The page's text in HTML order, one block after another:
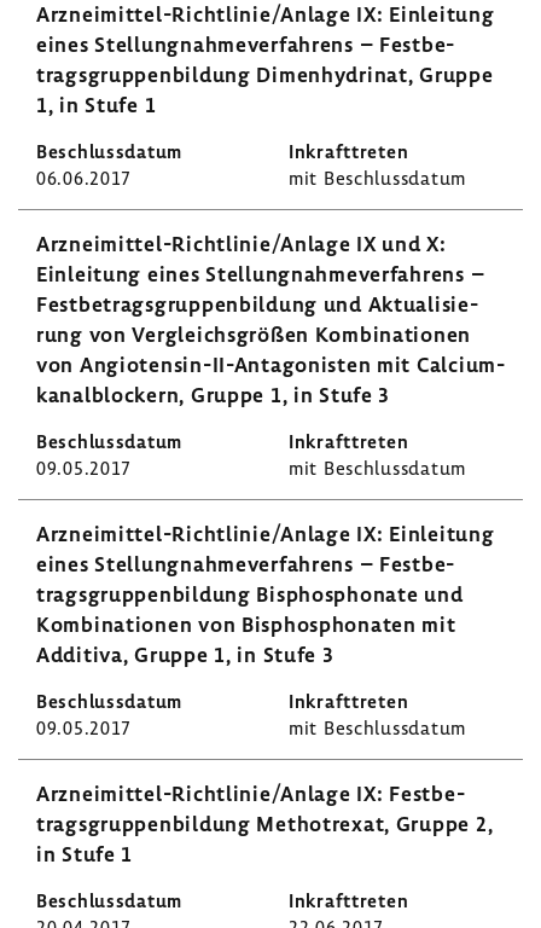
Arzneimittel-​Richtlinie/Anlage IX: Einlei­tung
eines Stel­lung­nah­me­ver­fah­rens – Fest­be­
trags­grup­pen­bil­dung Dimen­hy­drinat, Gruppe
1, in Stufe 1
06.06.2017 mit Beschluss­datum
Arzneimittel-​Richtlinie/Anlage IX und X:
Einlei­tung eines Stel­lung­nah­me­ver­fah­rens –
Fest­be­trags­grup­pen­bil­dung und Aktua­li­sie­
rung von Vergleichs­größen Kombi­na­tionen
von Angiotensin-​II-Antagonisten mit Calci­um­
ka­nal­blo­ckern, Gruppe 1, in Stufe 3
09.05.2017 mit Beschluss­datum
Arzneimittel-​Richtlinie/Anlage IX: Einlei­tung
eines Stel­lung­nah­me­ver­fah­rens – Fest­be­
trags­grup­pen­bil­dung Bisphos­pho­nate und
Kombi­na­tionen von Bisphos­pho­naten mit
Addi­tiva, Gruppe 1, in Stufe 3
09.05.2017 mit Beschluss­datum
Arzneimittel-​Richtlinie/Anlage IX: Fest­be­
trags­grup­pen­bil­dung Metho­trexat, Gruppe 2,
in Stufe 1